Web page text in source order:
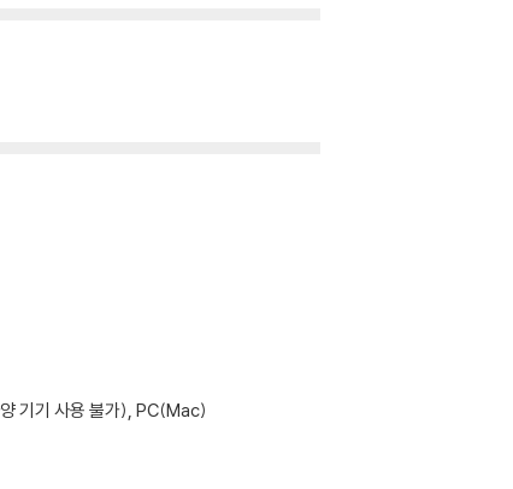
기기 사용 불가), PC(Mac)